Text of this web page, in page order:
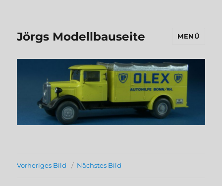
Jörgs Modellbauseite MENÜ
Vorheriges Bild Nächstes Bild